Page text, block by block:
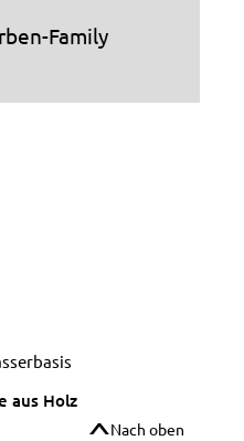
Family
aus Holz
Nach oben